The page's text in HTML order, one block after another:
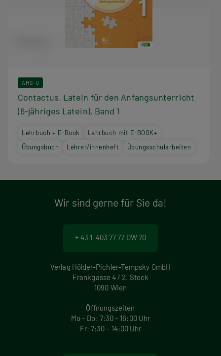
AHS-U
Contactus. Latein für den Anfangsunterricht
(6-jähriges Latein). Band 1
Lehrbuch + E-Book
Lehrbuch mit E-BOOK+
Übungsbuch
Lehrer/innenheft Übungsschularbeiten
Wir sind gerne für Sie da!
+ 43 1 403 77 77 DW 70
Verlag Hölder-Pichler-Tempsky GmbH
Frankgasse 4 / 2. Stock
1090 Wien
Öffnungszeiten
Mo – Do: 7:30 – 16:00 Uhr
Fr: 7:30 – 14:00 Uhr